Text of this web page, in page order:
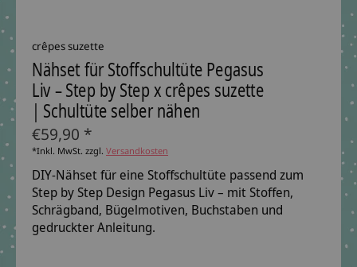
crêpes suzette
Nähset für Stoffschultüte Pegasus
Liv – Step by Step x crêpes suzette
| Schultüte selber nähen
€59,90 *
*Inkl. MwSt. zzgl. Versandkosten
DIY-Nähset für eine Stoffschultüte passend zum
Step by Step Design Pegasus Liv – mit Stoffen,
Schrägband, Bügelmotiven, Buchstaben und
gedruckter Anleitung.